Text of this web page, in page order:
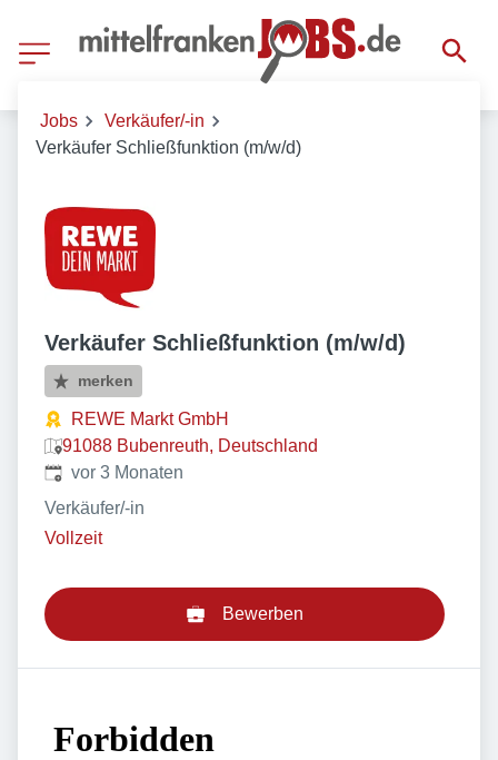
Jobs
Verkäufer/-in
Verkäufer Schließfunktion (m/w/d)
Verkäufer Schließfunktion (m/w/d)
merken
REWE Markt GmbH
91088 Bubenreuth, Deutschland
Veröffentlicht:
vor 3 Monaten
Verkäufer/-in
Vollzeit
Bewerben